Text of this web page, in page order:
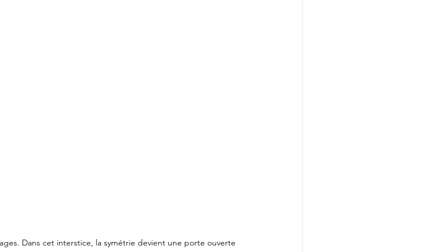
Dans cet interstice, la symétrie devient une porte ouverte